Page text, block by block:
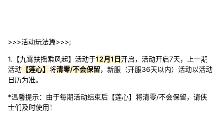
>>>活动玩法篇>>>;
1.【九霄扶摇乘风起】活动于12月1日开启，活动开启7天，上一期
活动【莲心】 将清零/不会保留，新服（开服36天以内）活动以活动
日历为准。
*温馨提示：由于每期活动结束后【莲心】将清零/不会保留，请侠
士们及时使用！